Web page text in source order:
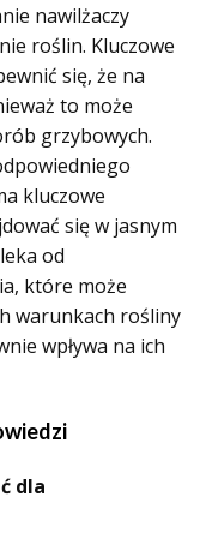
nawilżaczy
roślin. Kluczowe
się, że na
to może
grzybowych.
kluczowe
się w jasnym
od
które może
warunkach rośliny
wpływa na ich
dla